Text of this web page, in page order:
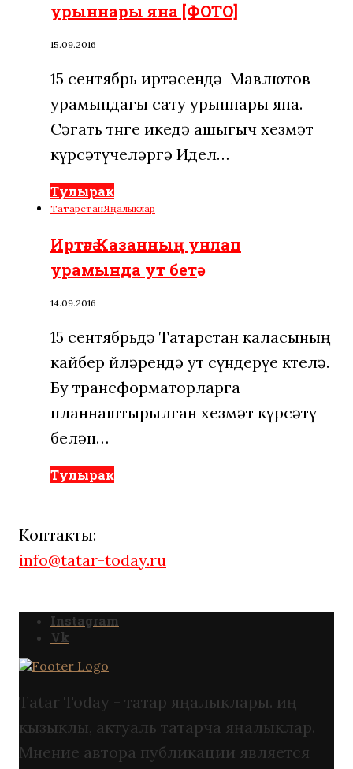
урыннары яна [ФОТО]
15.09.2016
15 сентябрь иртәсендә Мавлютов
урамындагы сату урыннары яна.
Сәгать төнге икедә ашыгыч хезмәт
күрсәтүчеләргә Идел…
Тулырак
ТатарстанЯңалыклар
Иртәгә Казанның унлап
урамында ут бетә
14.09.2016
15 сентябрьдә Татарстан каласының
кайбер өйләрендә ут сүндерүе көтелә.
Бу трансформаторларга
планнаштырылган хезмәт күрсәтү
белән…
Тулырак
Контакты:
info@tatar-today.ru
Instagram
Vk
Tatar Today - татар яңалыклары. иң
кызыклы, актуаль татарча яңалыклар.
Мнение автора публикации является